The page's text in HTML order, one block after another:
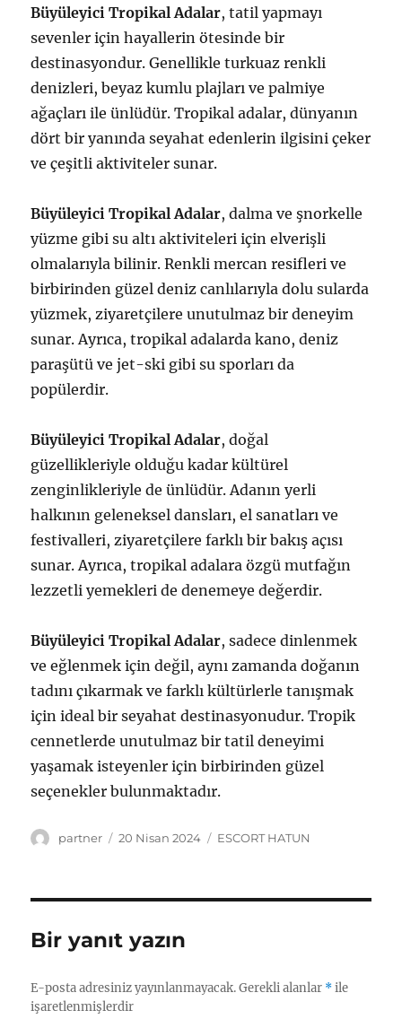
Büyüleyici Tropikal Adalar, tatil yapmayı
sevenler için hayallerin ötesinde bir
destinasyondur. Genellikle turkuaz renkli
denizleri, beyaz kumlu plajları ve palmiye
ağaçları ile ünlüdür. Tropikal adalar, dünyanın
dört bir yanında seyahat edenlerin ilgisini çeker
ve çeşitli aktiviteler sunar.
Büyüleyici Tropikal Adalar, dalma ve şnorkelle
yüzme gibi su altı aktiviteleri için elverişli
olmalarıyla bilinir. Renkli mercan resifleri ve
birbirinden güzel deniz canlılarıyla dolu sularda
yüzmek, ziyaretçilere unutulmaz bir deneyim
sunar. Ayrıca, tropikal adalarda kano, deniz
paraşütü ve jet-ski gibi su sporları da
popülerdir.
Büyüleyici Tropikal Adalar, doğal
güzellikleriyle olduğu kadar kültürel
zenginlikleriyle de ünlüdür. Adanın yerli
halkının geleneksel dansları, el sanatları ve
festivalleri, ziyaretçilere farklı bir bakış açısı
sunar. Ayrıca, tropikal adalara özgü mutfağın
lezzetli yemekleri de denemeye değerdir.
Büyüleyici Tropikal Adalar, sadece dinlenmek
ve eğlenmek için değil, aynı zamanda doğanın
tadını çıkarmak ve farklı kültürlerle tanışmak
için ideal bir seyahat destinasyonudur. Tropik
cennetlerde unutulmaz bir tatil deneyimi
yaşamak isteyenler için birbirinden güzel
seçenekler bulunmaktadır.
Yazar
partner
Yayın
20 Nisan 2024 Kategoriler
ESCORT HATUN
Bir yanıt yazın
E-posta adresiniz yayınlanmayacak. Gerekli alanlar *ile
işaretlenmişlerdir